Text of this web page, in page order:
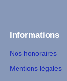
Informations
Nos honoraires
Mentions légales